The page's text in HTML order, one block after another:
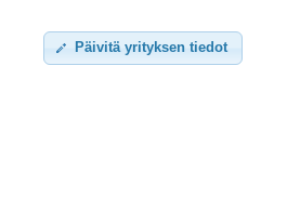
Päivitä yrityksen tiedot